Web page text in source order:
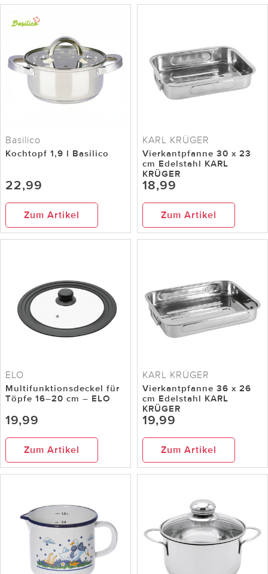
Basilico
Kochtopf 1,9 l Basilico
22,99
Zum Artikel
KARL KRÜGER
Vierkantpfanne 30 x 23
cm Edelstahl KARL
KRÜGER
18,99
Zum Artikel
ELO
Multifunktionsdeckel für
Töpfe 16–20 cm – ELO
19,99
Zum Artikel
KARL KRÜGER
Vierkantpfanne 36 x 26
cm Edelstahl KARL
KRÜGER
19,99
Zum Artikel